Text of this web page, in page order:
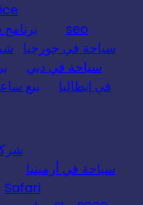
seo
سياحة في جورجيا
سياحة في دبي
في ايطاليا
بيع
سياحة في أرمينيا
Safari